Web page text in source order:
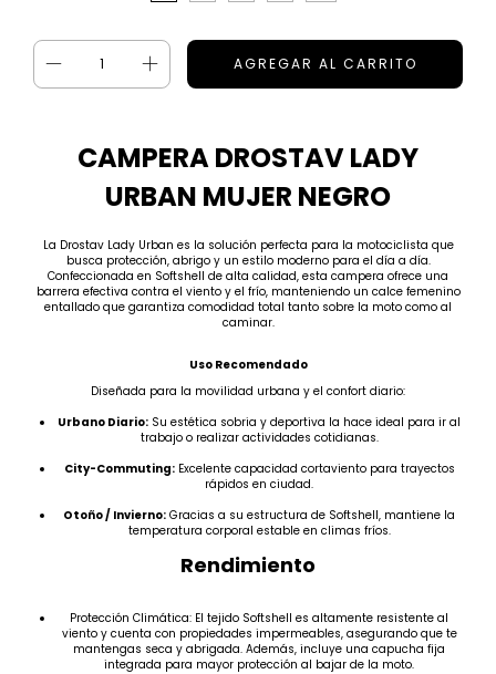
CAMPERA DROSTAV LADY
URBAN MUJER NEGRO
La Drostav Lady Urban es la solución perfecta para la motociclista que
busca protección, abrigo y un estilo moderno para el día a día.
Confeccionada en Softshell de alta calidad, esta campera ofrece una
barrera efectiva contra el viento y el frío, manteniendo un calce femenino
entallado que garantiza comodidad total tanto sobre la moto como al
caminar.
Uso Recomendado
Diseñada para la movilidad urbana y el confort diario:
Urbano Diario: Su estética sobria y deportiva la hace ideal para ir al
trabajo o realizar actividades cotidianas.
City-Commuting:Excelente capacidad cortaviento para trayectos
rápidos en ciudad.
Otoño / Invierno: Gracias a su estructura de Softshell, mantiene la
temperatura corporal estable en climas fríos.
Rendimiento
Protección Climática: El tejido Softshell es altamente resistente al
viento y cuenta con propiedades impermeables, asegurando que te
mantengas seca y abrigada. Además, incluye una capucha fija
integrada para mayor protección al bajar de la moto.